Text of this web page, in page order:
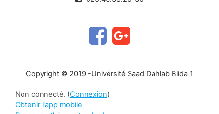
Copyright © 2019 -Univérsité Saad Dahlab Blida 1
Non connecté. (Connexion)
Obtenir l'app mobile